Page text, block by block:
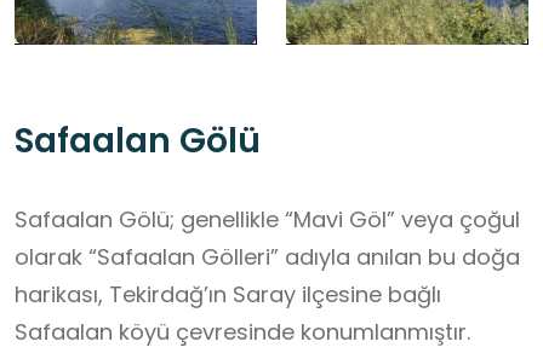
Safaalan Gölü
Safaalan Gölü; genellikle “Mavi Göl” veya çoğul
olarak “Safaalan Gölleri” adıyla anılan bu doğa
harikası, Tekirdağ’ın Saray ilçesine bağlı
Safaalan köyü çevresinde konumlanmıştır.